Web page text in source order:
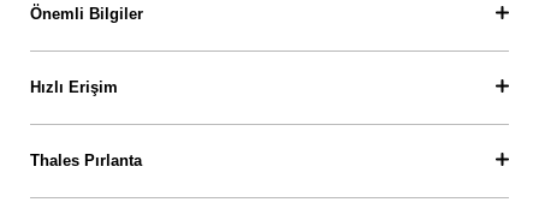
Önemli Bilgiler
Hızlı Erişim
Thales Pırlanta